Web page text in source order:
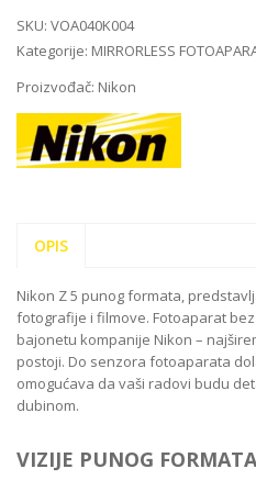
SKU: VOA040K004
Kategorije: MIRRORLESS
Proizvođač: Nikon
OPIS
Nikon Z 5 punog formata,
fotografije i filmove. Fotoaparat
bajonetu kompanije Nikon –
postoji. Do senzora fotoaparata
omogućava da vaši radovi budu
dubinom.
VIZIJE PUNOG FORMATA